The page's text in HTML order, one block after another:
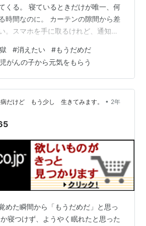
くる。 寝ているときだけが唯一、何
時間なのに。 カーテンの隙間から差
。スマホを手に取るけれど、通知は
。 SNSを開けば、他人の幸せそうな
それを見るだけで心がどんどん沈ん
に生きているんだろう」 この言葉が
回る。 毎日同じことを考えて、同じ
なのに何も変えられない。 布団から
に、時間だけが…
#消えたい #もうだめだ
がんの子から元気をもらう
だけど もう少し 生きてみます。 • 2年
めた瞬間から「もうだめだ」と思っ
寝つけず、ようやく眠れたと思った